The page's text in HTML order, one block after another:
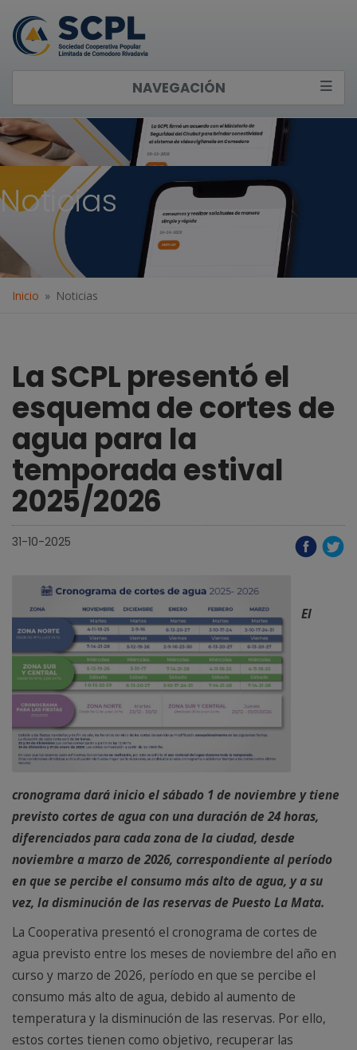
NAVEGACIÓN
Noticias
Inicio Noticias
La SCPL presentó el
esquema de cortes de
agua para la
temporada estival
2025/2026
31-10-2025
El
cronograma dará inicio el sábado 1 de noviembre y tiene
previsto cortes de agua con una duración de 24 horas,
diferenciados para cada zona de la ciudad, desde
noviembre a marzo de 2026, correspondiente al período
en que se percibe el consumo más alto de agua, y a su
vez, la disminución de las reservas de Puesto La Mata.
La Cooperativa presentó el cronograma de cortes de
agua previsto entre los meses de noviembre del año en
curso y marzo de 2026, período en que se percibe el
consumo más alto de agua, debido al aumento de
temperatura y la disminución de las reservas. Por ello,
estos cortes tienen como objetivo, recuperar las